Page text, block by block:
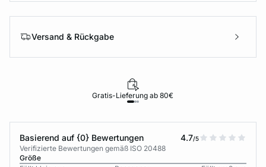
Versand & Rückgabe
Gratis-Lieferung ab 80€
Basierend auf {0} Bewertungen 4.7/5
Verifizierte Bewertungen gemäß ISO 20488
Größe